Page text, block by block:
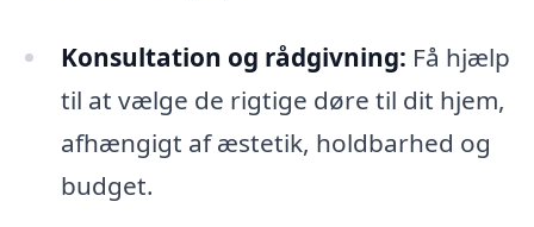
Konsultation og rådgivning: Få hjælp
til at vælge de rigtige døre til dit hjem,
afhængigt af æstetik, holdbarhed og
budget.